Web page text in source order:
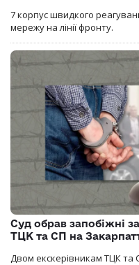
7 корпус швидкого
мережу на лінії фронту.
Суд обрав запобіжні
ТЦК та СП на
Двом екскерівникам ТЦК та